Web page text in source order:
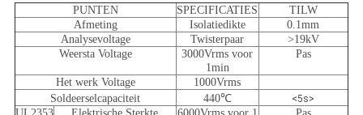
PUNTEN
SPECIFICATIES
TILW
Afmeting
Isolatiedikte
0.1mm
Analysevoltage
Twisterpaar
>19kV
Weersta Voltage
3000Vrms voor
1min
Pas
Het werk Voltage
1000Vrms
Soldeerselcapaciteit
440℃ <5s>